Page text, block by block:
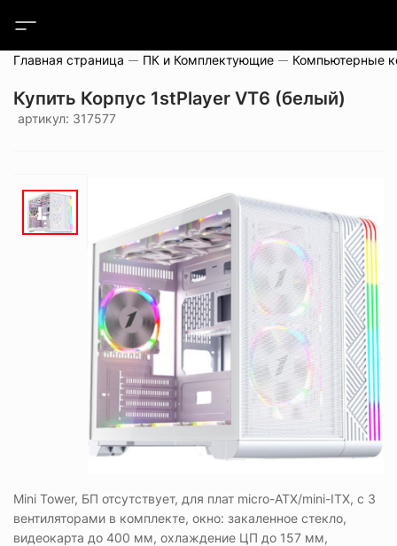
Главная страница ПК и Комплектующие Компьютерные
Купить Корпус 1stPlayer VT6 (белый)
артикул: 317577
Mini Tower, БП отсутствует, для плат micro-ATX/mini-ITX, с 3
вентиляторами в комплекте, окно: закаленное стекло,
видеокарта до 400 мм, охлаждение ЦП до 157 мм,